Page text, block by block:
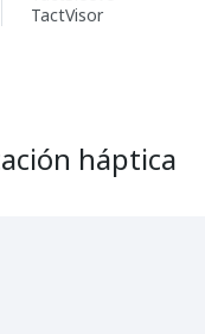
TactVisor
háptica